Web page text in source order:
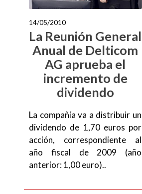
14/05/2010
La Reunión General
Anual de Delticom
AG aprueba el
incremento de
dividendo
La compañía va a distribuir un
dividendo de 1,70 euros por
acción, correspondiente al
año fiscal de 2009 (año
anterior: 1,00 euro)..